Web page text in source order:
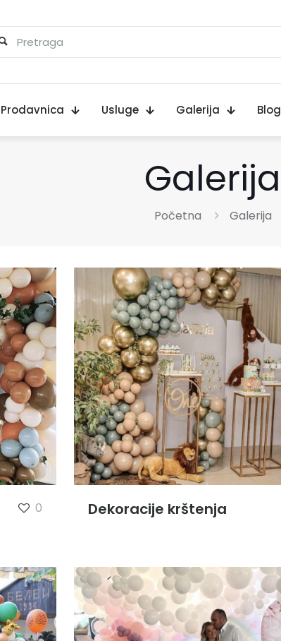
Prodavnica Usluge Galerija Blog
Galerija
Početna Galerija
0 Dekoracije krštenja